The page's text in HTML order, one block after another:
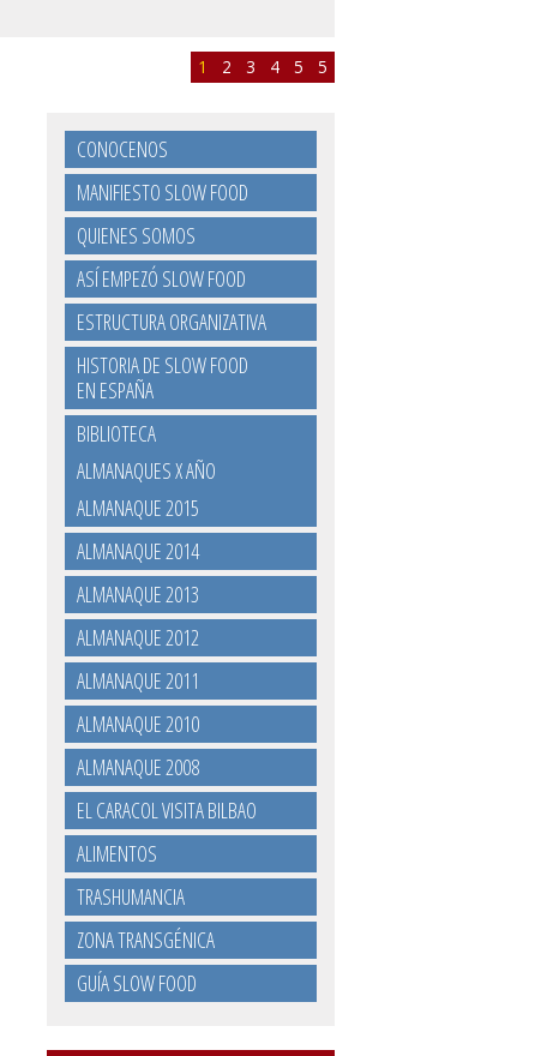
1 2 3 4 5 5
CONOCENOS
MANIFIESTO SLOW FOOD
QUIENES SOMOS
ASÍ EMPEZÓ SLOW FOOD
ESTRUCTURA ORGANIZATIVA
HISTORIA DE SLOW FOOD
EN ESPAÑA
BIBLIOTECA
ALMANAQUES X AÑO
ALMANAQUE 2015
ALMANAQUE 2014
ALMANAQUE 2013
ALMANAQUE 2012
ALMANAQUE 2011
ALMANAQUE 2010
ALMANAQUE 2008
EL CARACOL VISITA BILBAO
ALIMENTOS
TRASHUMANCIA
ZONA TRANSGÉNICA
GUÍA SLOW FOOD